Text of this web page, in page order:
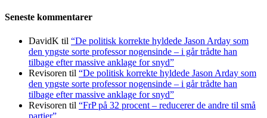
Seneste kommentarer
DavidK til “De politisk korrekte hyldede Jason Arday som
den yngste sorte professor nogensinde – i går trådte han
tilbage efter massive anklage for snyd”
Revisoren til “De politisk korrekte hyldede Jason Arday som
den yngste sorte professor nogensinde – i går trådte han
tilbage efter massive anklage for snyd”
Revisoren til “FrP på 32 procent – reducerer de andre til små
partier”